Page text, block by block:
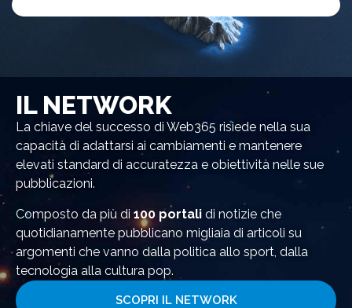
IL NETWORK
La chiave del successo di Web365 risiede nella sua
capacità di adattarsi ai cambiamenti e mantenere
elevati standard di accuratezza e obiettività nelle sue
pubblicazioni.
Composto da più di 100 portali di notizie che
quotidianamente pubblicano migliaia di articoli su
argomenti che vanno dalla politica allo sport, dalla
tecnologia alla cultura pop.
SCOPRI IL NETWORK